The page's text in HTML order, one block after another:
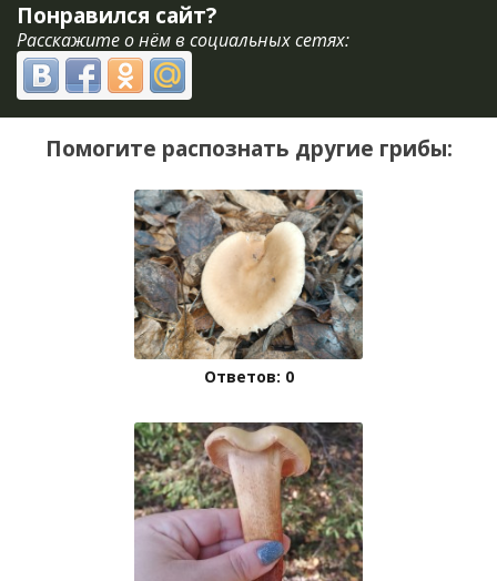
Понравился сайт?
Расскажите о нём в социальных сетях:
Помогите распознать другие грибы:
Ответов: 0